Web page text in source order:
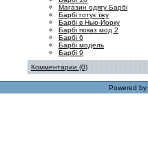
Магазин одягу Барбі
Барбі готує їжу
Барбі в Нью-Йорку
Барбі показ мод 2
Барбі 6
Барбі модель
Барбі 9
Комментарии (0)
Powered by